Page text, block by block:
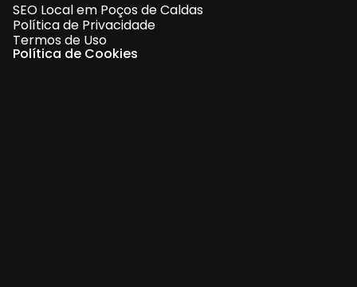
SEO Local em Poços de Caldas
Política de Privacidade
Termos de Uso
Política de Cookies